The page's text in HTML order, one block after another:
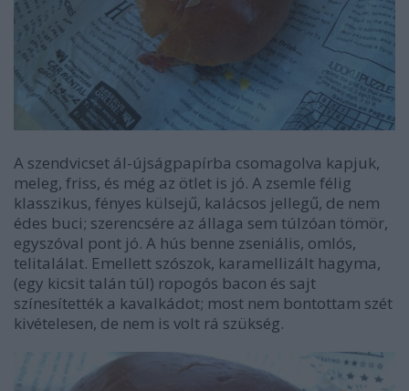
A szendvicset ál-újságpapírba csomagolva kapjuk,
meleg, friss, és még az ötlet is jó. A zsemle félig
klasszikus, fényes külsejű, kalácsos jellegű, de nem
édes buci; szerencsére az állaga sem túlzóan tömör,
egyszóval pont jó. A hús benne zseniális, omlós,
telitalálat. Emellett szószok, karamellizált hagyma,
(egy kicsit talán túl) ropogós bacon és sajt
színesítették a kavalkádot; most nem bontottam szét
kivételesen, de nem is volt rá szükség.